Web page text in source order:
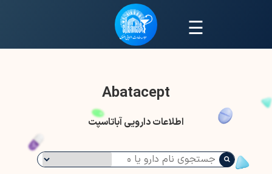
☰
Abatacept
اطلاعات دارویی آباتاسپت